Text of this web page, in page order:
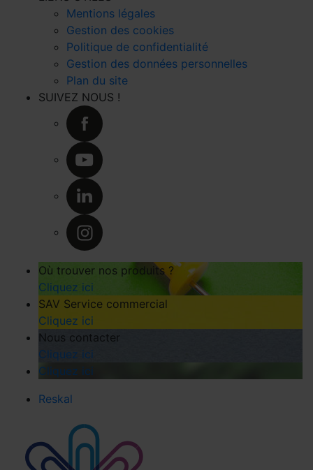
Mentions légales
Gestion des cookies
Politique de confidentialité
Gestion des données personnelles
Plan du site
SUIVEZ NOUS !
Où trouver nos produits ?
Cliquez ici
SAV Service commercial
Cliquez ici
Nous contacter
Cliquez ici
Cliquez ici
Reskal